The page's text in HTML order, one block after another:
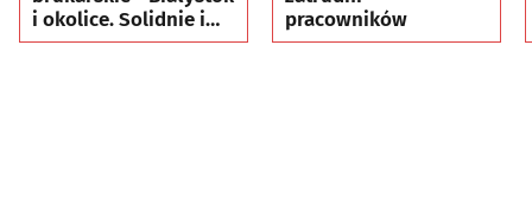
i okolice. Solidnie i
terminowo.
pracowników